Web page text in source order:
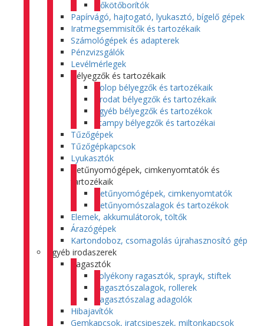
Hőkötőborítók
Papírvágó, hajtogató, lyukasztó, bígelő gépek
Iratmegsemmisítők és tartozékaik
Számológépek és adapterek
Pénzvizsgálók
Levélmérlegek
Bélyegzők és tartozékaik
Colop bélyegzők és tartozékaik
Trodat bélyegzők és tartozékaik
Egyéb bélyegzők és tartozékok
Stampy bélyegzők és tartozékai
Tűzőgépek
Tűzőgépkapcsok
Lyukasztók
Betűnyomógépek, cimkenyomtatók és
tartozékaik
Betűnyomógépek, cimkenyomtatók
Betűnyomószalagok és tartozékok
Elemek, akkumulátorok, töltők
Árazógépek
Kartondoboz, csomagolás újrahasznosító gép
Egyéb irodaszerek
Ragasztók
Folyékony ragasztók, sprayk, stiftek
Ragasztószalagok, rollerek
Ragasztószalag adagolók
Hibajavítók
Gemkapcsok, iratcsipeszek, miltonkapcsok